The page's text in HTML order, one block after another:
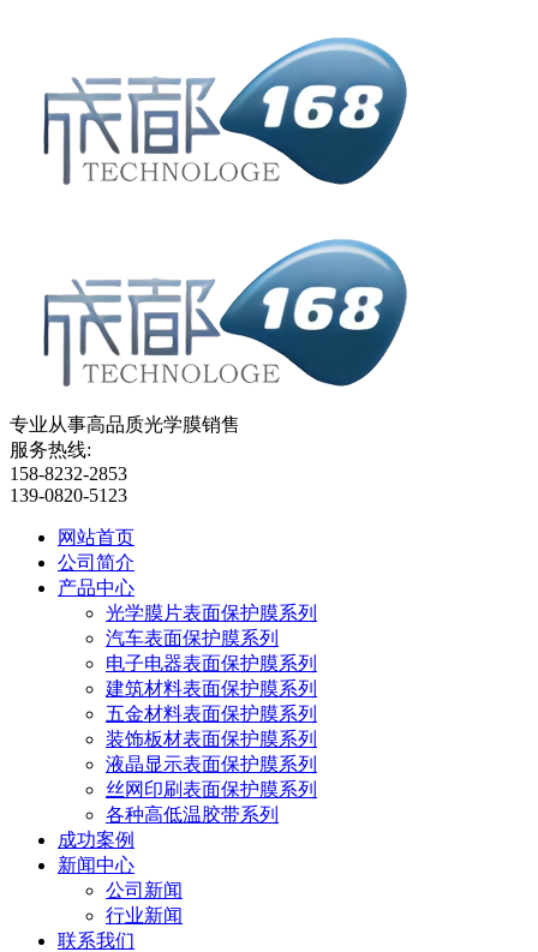
专业从事高品质光学膜销售
服务热线:
158-8232-2853
139-0820-5123
网站首页
公司简介
产品中心
光学膜片表面保护膜系列
汽车表面保护膜系列
电子电器表面保护膜系列
建筑材料表面保护膜系列
五金材料表面保护膜系列
装饰板材表面保护膜系列
液晶显示表面保护膜系列
丝网印刷表面保护膜系列
各种高低温胶带系列
成功案例
新闻中心
公司新闻
行业新闻
联系我们